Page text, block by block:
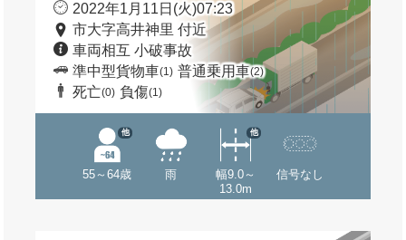
2022年1月11日(火)07:23
市大字高井神里 付近
車両相互 小破事故
準中型貨物車(1) 普通乗用車(2)
死亡(0) 負傷(1)
55～64歳
他
雨
幅9.0～
13.0m
他
信号なし